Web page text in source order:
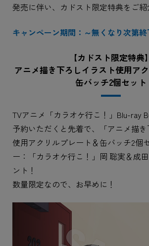
発売に伴い、カドスト限定特典をご紹
キャンペーン期間：～無くなり次第終
【カドスト限定特典】
アニメ描き下ろしイラスト使用ア
缶バッチ2個セット
TVアニメ「カラオケ行こ！」Blu-ray
予約いただくと先着で、「アニメ描
使用アクリルプレート＆缶バッチ2個
ー：「カラオケ行こ！」岡 聡実＆成
ント！
数量限定なので、お早めに！